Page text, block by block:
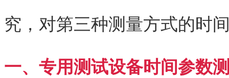
究，对第三种测量方式的时
一、专用测试设备时间参数